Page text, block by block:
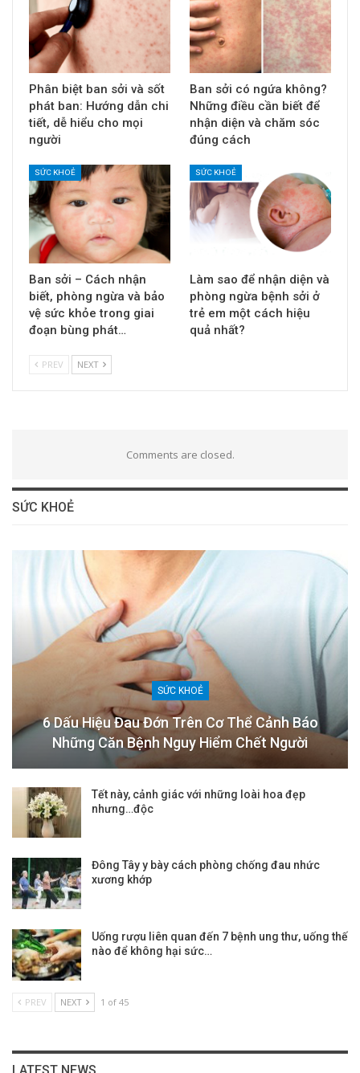
Phân biệt ban sởi và sốt
phát ban: Hướng dẫn chi
tiết, dễ hiểu cho mọi
người
Ban sởi có ngứa không?
Những điều cần biết để
nhận diện và chăm sóc
đúng cách
SỨC KHOẺ
Ban sởi – Cách nhận
biết, phòng ngừa và bảo
vệ sức khỏe trong giai
đoạn bùng phát…
SỨC KHOẺ
Làm sao để nhận diện và
phòng ngừa bệnh sởi ở
trẻ em một cách hiệu
quả nhất?
PREV NEXT
Comments are closed.
SỨC KHOẺ
SỨC KHOẺ
6 Dấu Hiệu Đau Đớn Trên Cơ Thể Cảnh Báo
Những Căn Bệnh Nguy Hiểm Chết Người
Tết này, cảnh giác với những loài hoa đẹp
nhưng…độc
Đông Tây y bày cách phòng chống đau nhức
xương khớp
Uống rượu liên quan đến 7 bệnh ung thư, uống thế
nào để không hại sức…
PREV NEXT 1 of 45
LATEST NEWS